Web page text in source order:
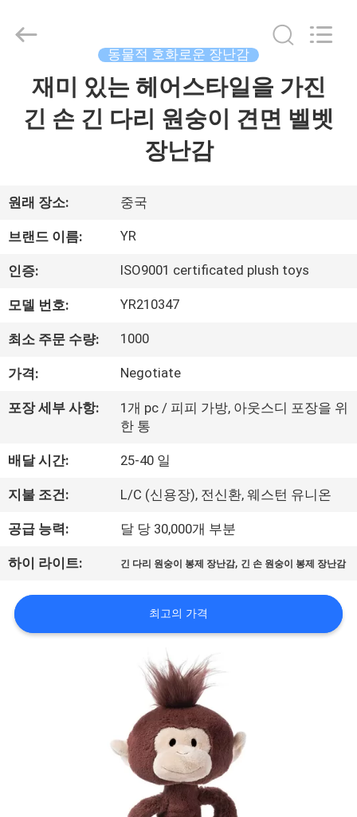
우
리
에
여
장
여
행
품
질
2021
Reserved.
동물적 호화로운 장난감
재미 있는 헤어스타일을 가진
긴 손 긴 다리 원숭이 견면 벨벳
장난감
원래 장소: 중국
브랜드 이름: YR
인증: ISO9001 certificated plush toys
모델 번호: YR210347
최소 주문 수량: 1000
가격: Negotiate
포장 세부 사항:
1개 pc / 피피 가방, 아웃스디 포장을 위
한 통
배달 시간: 25-40 일
지불 조건: L/C (신용장), 전신환, 웨스턴 유니온
공급 능력: 달 당 30,000개 부분
하이 라이트: 긴 다리 원숭이 봉제 장난감, 긴 손 원숭이 봉제 장난감
최고의 가격